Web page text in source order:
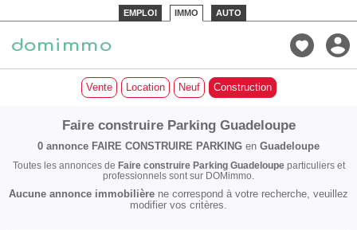
EMPLOI IMMO AUTO
Vente Location Neuf Construction
Faire construire Parking Guadeloupe
0 annonce FAIRE CONSTRUIRE PARKING en Guadeloupe
Toutes les annonces de Faire construire Parking Guadeloupeparticuliers et
professionnels sont sur DOMimmo.
Aucune annonce immobilière ne correspond à votre recherche, veuillez
modifier vos critères.